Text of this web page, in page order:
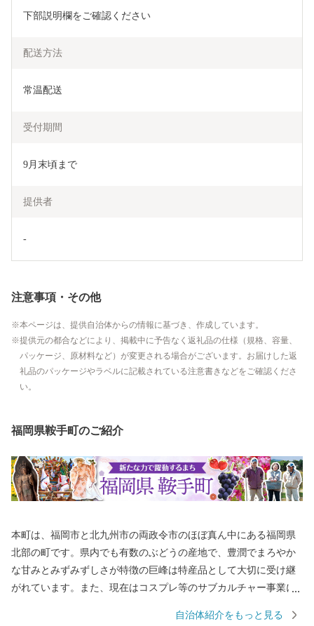
下部説明欄をご確認ください
配送方法
常温配送
受付期間
提供者
-
注意事項・その他
本ページは、提供自治体からの情報に基づき、作成しています。
提供元の都合などにより、掲載中に予告なく返礼品の仕様（規格、容量、
パッケージ、原材料など）が変更される場合がございます。お届けした返
礼品のパッケージやラベルに記載されている注意書きなどをご確認くださ
い。
福岡県鞍手町のご紹介
本町は、福岡市と北九州市の両政令市のほぼ真ん中にある福岡県
北部の町です。県内でも有数のぶどうの産地で、豊潤でまろやか
な甘みとみずみずしさが特徴の巨峰は特産品として大切に受け継
がれています。また、現在はコスプレ等のサブカルチャー事業に
も力を入れています。インターチェンジやＪＲ鞍手駅もあり、こ
自治体紹介をもっと見る